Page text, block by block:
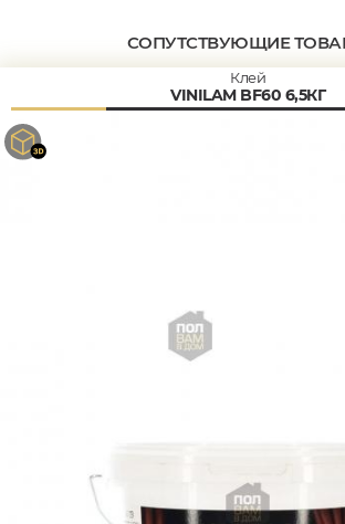
СОПУТСТВУЮЩИЕ
Клей
VINILAM BF60 6,5КГ